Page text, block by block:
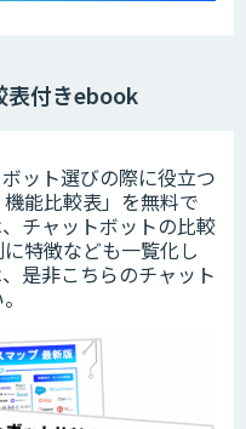
表付きebook
ット選びの際に役立つ
能比較表」を無料で
チャットボットの比較
特徴なども一覧化し
是非こちらのチャット